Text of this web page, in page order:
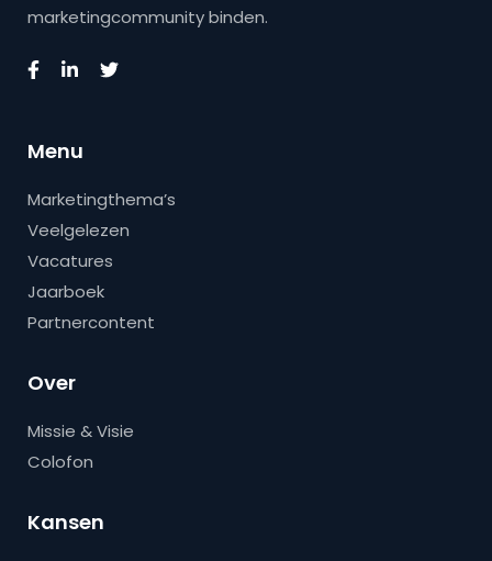
marketingcommunity binden.
Menu
Marketingthema’s
Veelgelezen
Vacatures
Jaarboek
Partnercontent
Over
Missie & Visie
Colofon
Kansen